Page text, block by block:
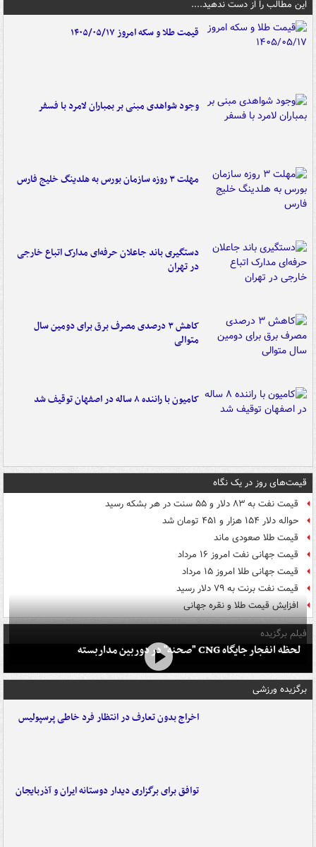
این مطالب را از دست ندهید....
قیمت طلا و سکه امروز ۱۴۰۵/۰۵/۱۷
وجود شواهدی مبنی بر بمباران لامرد با فسفر
مهلت ۳ روزه سازمان بورس به هلدینگ خلیج فارس
دستگیری باند جاعلان حرفه‌ای مدارک اتباع خارجی
در تهران
کاهش ۳ درصدی مصرف برق برای دومین سال
متوالی
کامیون با راننده ۸ ساله در اصفهان توقیف شد
قیمت‌های روز در یک نگاه
قیمت نفت به ۸۳ دلار و ۵۵ سنت در هر بشکه رسید
حواله دلار ۱۵۴ هزار و ۴۵۱ تومان شد
قیمت طلا صعودی ماند
قیمت جهانی نفت امروز ۱۶ مرداد
قیمت جهانی طلا امروز ۱۵ مرداد
قیمت نفت برنت به ۷۹ دلار رسید
افزایش قیمت طلا و نقره جهانی
فیلم برگزیده
لحظه انفجار جایگاه CNG "صحنه" در دوربین مداربسته
برگزیده ورزشی
اخراج بدون تعارف در انتظار فرد خاطی پرسپولیس
توافق برای برگزاری دیدار دوستانه ایران و آذربایجان